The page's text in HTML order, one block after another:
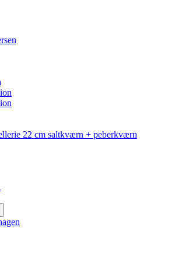
22 cm saltkværn + peberkværn